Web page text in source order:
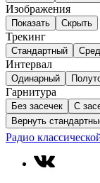
Изображения
Показать Скрыть
Трекинг
Стандартный
Интервал
Одинарный
Гарнитура
Без засечек
С
Вернуть
Радио